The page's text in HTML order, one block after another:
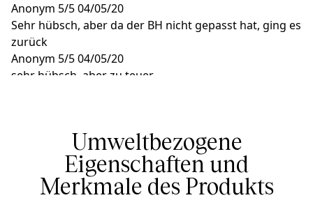
Anonym 5/504/05/20
Sehr hübsch, aber da der BH nicht gepasst hat, ging es
zurück
Anonym 5/504/05/20
sehr hübsch, aber zu teuer
Umweltbezogene
Eigenschaften und
Merkmale des Produkts